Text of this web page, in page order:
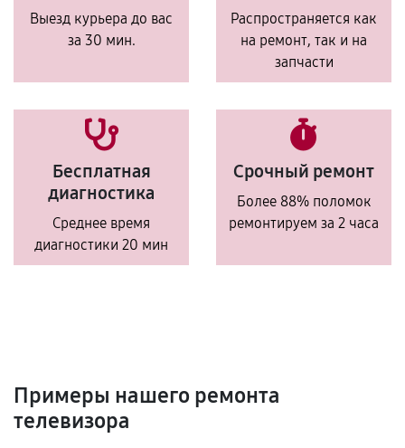
Выезд курьера до вас
за 30 мин.
Распространяется как
на ремонт, так и на
запчасти
Бесплатная
диагностика
Среднее время
диагностики 20 мин
Срочный ремонт
Более 88% поломок
ремонтируем за 2 часа
Примеры нашего ремонта
телевизора